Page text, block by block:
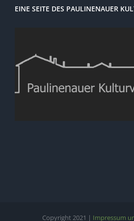
EINE SEITE DES PAULINENAUER
Copyright 2021 | Impressum